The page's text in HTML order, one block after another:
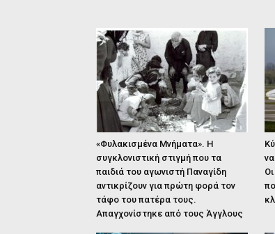
«Φυλακισμένα Μνήματα». Η
συγκλονιστική στιγμή που τα
παιδιά του αγωνιστή Παναγίδη
αντικρίζουν για πρώτη φορά τον
τάφο του πατέρα τους.
Απαγχονίστηκε από τους Άγγλους